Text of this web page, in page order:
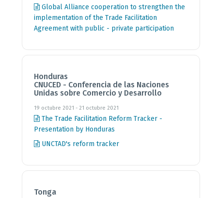
Global Alliance cooperation to strengthen the
implementation of the Trade Facilitation
Agreement with public - private participation
Honduras
CNUCED - Conferencia de las Naciones
Unidas sobre Comercio y Desarrollo
19 octubre 2021 - 21 octubre 2021
The Trade Facilitation Reform Tracker -
Presentation by Honduras
UNCTAD's reform tracker
Tonga